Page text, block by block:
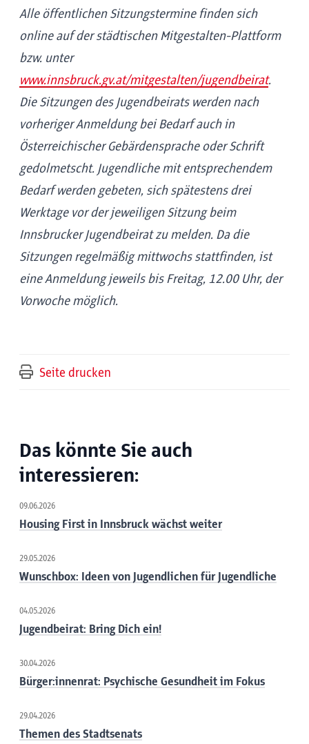
Alle öffentlichen Sitzungstermine finden sich
online auf der städtischen Mitgestalten-Plattform
bzw. unter
www.innsbruck.gv.at/mitgestalten/jugendbeirat.
Die Sitzungen des Jugendbeirats werden nach
vorheriger Anmeldung bei Bedarf auch in
Österreichischer Gebärdensprache oder Schrift
gedolmetscht. Jugendliche mit entsprechendem
Bedarf werden gebeten, sich spätestens drei
Werktage vor der jeweiligen Sitzung beim
Innsbrucker Jugendbeirat zu melden. Da die
Sitzungen regelmäßig mittwochs stattfinden, ist
eine Anmeldung jeweils bis Freitag, 12.00 Uhr, der
Vorwoche möglich.
Seite drucken
Das könnte Sie auch
interessieren:
09.06.2026
Housing First in Innsbruck wächst weiter
29.05.2026
Wunschbox: Ideen von Jugendlichen für Jugendliche
04.05.2026
Jugendbeirat: Bring Dich ein!
30.04.2026
Bürger:innenrat: Psychische Gesundheit im Fokus
29.04.2026
Themen des Stadtsenats